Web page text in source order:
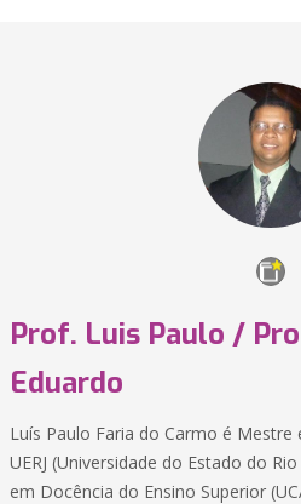
Prof. Luis Paulo /
Eduardo
Luís Paulo Faria do Carmo é Mestre
UERJ (Universidade do Estado do
em Docência do Ensino Superior